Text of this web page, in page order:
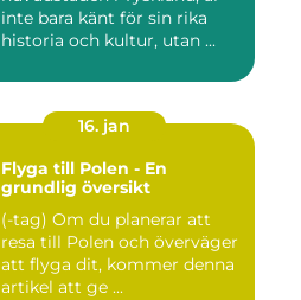
inte bara känt för sin rika
historia och kultur, utan ...
16. jan
Flyga till Polen - En
grundlig översikt
(-tag) Om du planerar att
resa till Polen och överväger
att flyga dit, kommer denna
artikel att ge ...